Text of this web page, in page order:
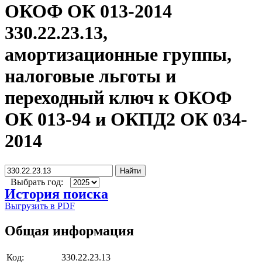
ОКОФ ОК 013-2014
330.22.23.13,
амортизационные группы,
налоговые льготы и
переходный ключ к ОКОФ
ОК 013-94 и ОКПД2 ОК 034-
2014
Найти
Выбрать год:
История поиска
Выгрузить в PDF
Общая информация
Код: 330.22.23.13